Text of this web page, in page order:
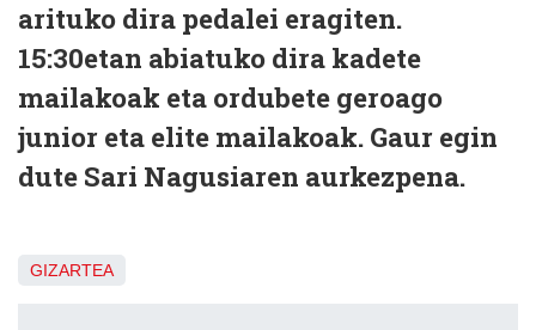
arituko dira pedalei eragiten.
15:30etan abiatuko dira kadete
mailakoak eta ordubete geroago
junior eta elite mailakoak. Gaur egin
dute Sari Nagusiaren aurkezpena.
GIZARTEA